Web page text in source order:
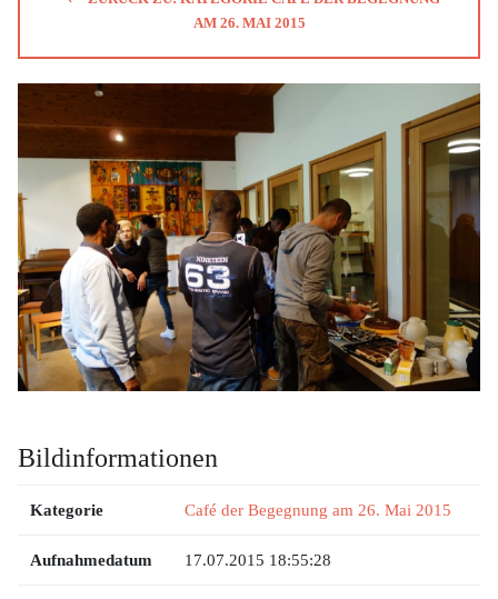
AM 26. MAI 2015
Bildinformationen
Kategorie Café der Begegnung am 26. Mai 2015
Aufnahmedatum 17.07.2015 18:55:28